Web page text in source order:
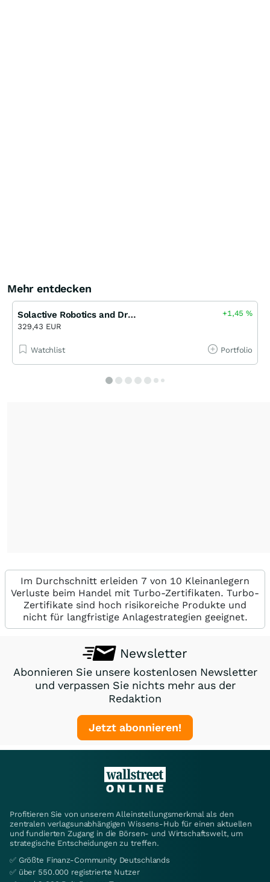
Mehr entdecken
Solactive Robotics and Drones Total Return Index Index Zertifikat Open-End (UBS)
329,43 EUR
+1,45%
Watchlist Portfolio
Im Durchschnitt erleiden 7 von 10 Kleinanlegern
Verluste beim Handel mit Turbo-Zertifikaten. Turbo-
Zertifikate sind hoch risikoreiche Produkte und
nicht für langfristige Anlagestrategien geeignet.
Newsletter
Abonnieren Sie unsere kostenlosen Newsletter
und verpassen Sie nichts mehr aus der
Redaktion
Jetzt abonnieren!
Profitieren Sie von unserem Alleinstellungsmerkmal als den
zentralen verlagsunabhängigen Wissens-Hub für einen aktuellen
und fundierten Zugang in die Börsen- und Wirtschaftswelt, um
strategische Entscheidungen zu treffen.
✅ Größte Finanz-Community Deutschlands
✅ über 550.000 registrierte Nutzer